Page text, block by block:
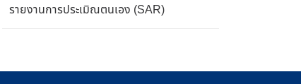
รายงานการประเมิณตนเอง (SAR)